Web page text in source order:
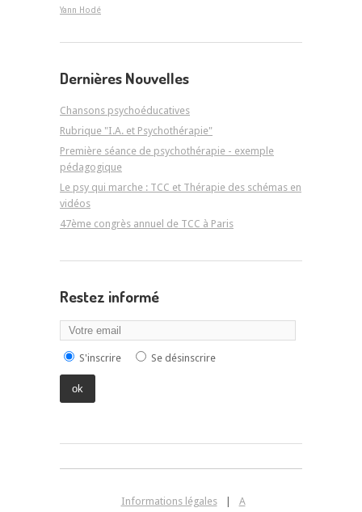
Yann Hodé
Dernières Nouvelles
Chansons psychoéducatives
Rubrique "I.A. et Psychothérapie"
Première séance de psychothérapie - exemple
pédagogique
Le psy qui marche : TCC et Thérapie des schémas en
vidéos
47ème congrès annuel de TCC à Paris
Restez informé
S'inscrire Se désinscrire
Informations légales
A